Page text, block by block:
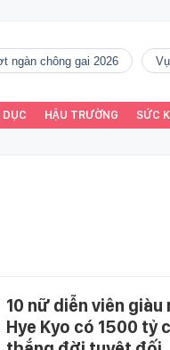
ngàn chông gai 2026
DỤC HẬU TRƯỜNG SỨC
10 nữ diễn viên
Hye Kyo có 1500 tỷ